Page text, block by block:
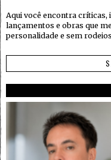
Aqui você encontra críticas,
lançamentos e obras que
personalidade e sem